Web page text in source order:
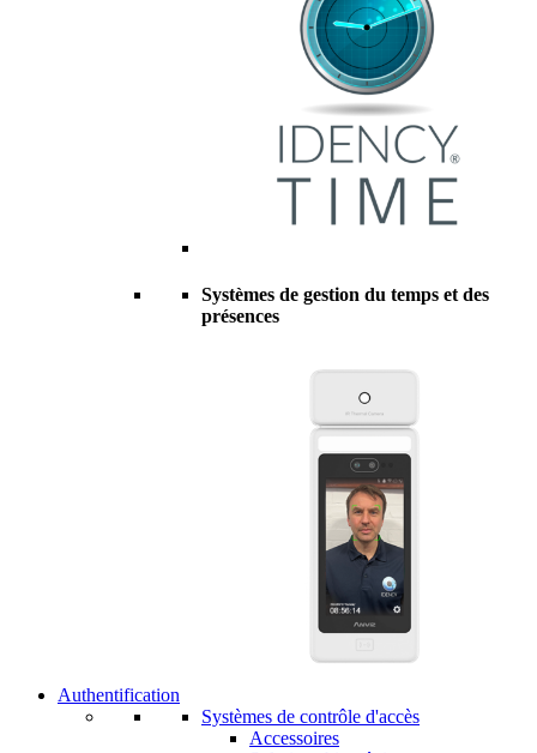
Systèmes de gestion du temps et des
présences
Authentification
Systèmes de contrôle d'accès
Accessoires